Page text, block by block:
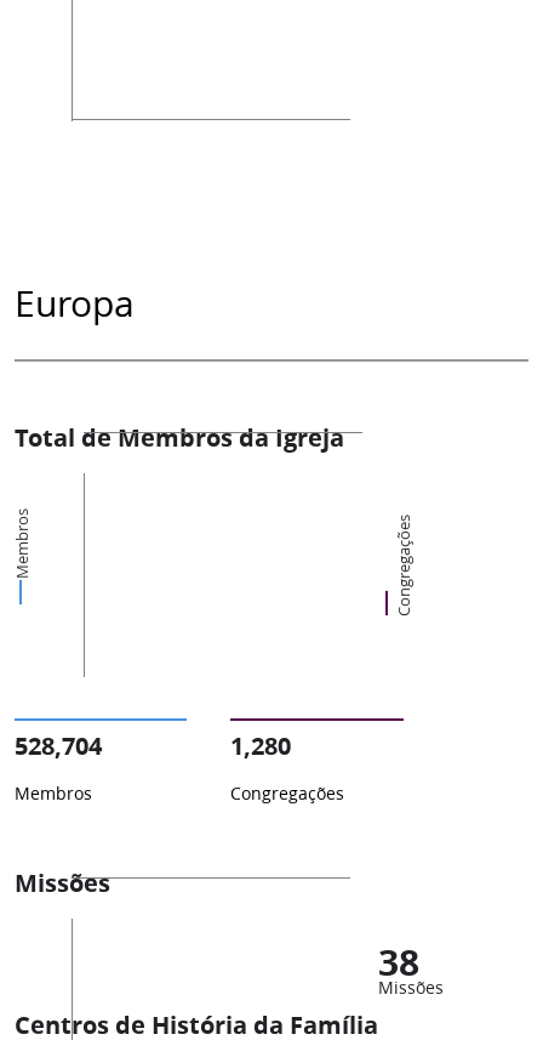
Europa
Total de Membros da Igreja
Membros Congregações
528,704
Membros
1,280
Congregações
Missões
38
Missões
Centros de História da Família